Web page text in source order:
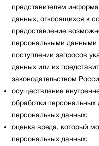
представителям
данных, относящихся к
предоставление
персональными данными
поступлении запросов
данных или их
законодательством
осуществление
обработки
персональных данных;
оценка вреда, который
персональных данных;